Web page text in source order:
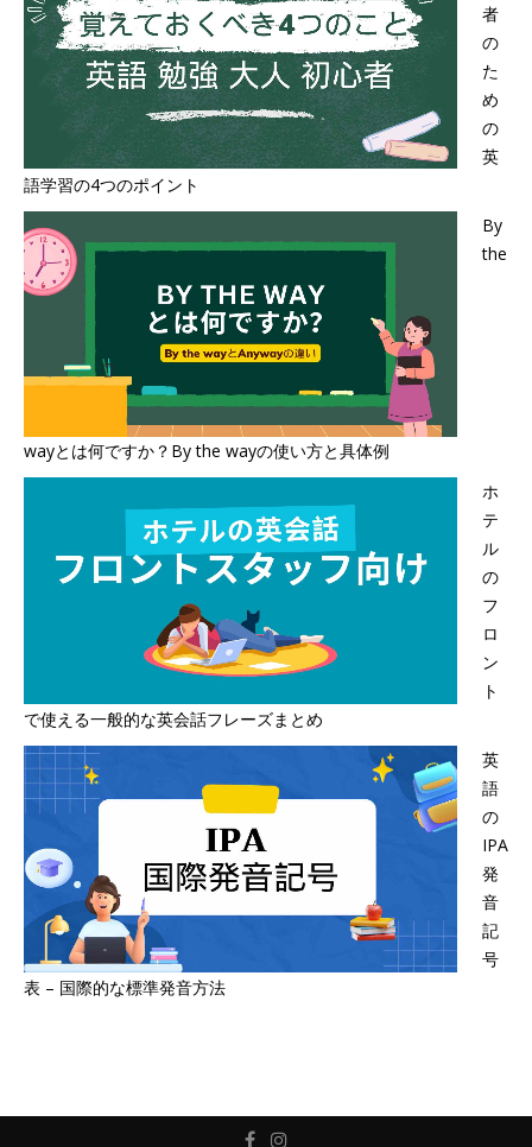
者
の
た
め
の
英
語学習の4つのポイント
By
the
wayとは何ですか？By the wayの使い方と具体例
ホ
テ
ル
の
フ
ロ
ン
ト
で使える一般的な英会話フレーズまとめ
英
語
の
IPA
発
音
記
号
表 – 国際的な標準発音方法